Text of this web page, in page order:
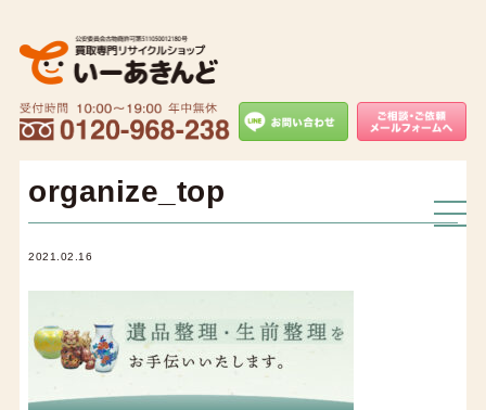
organize_top
2021.02.16